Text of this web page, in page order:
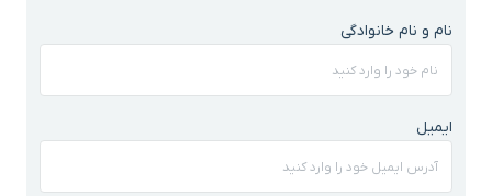
نام و نام خانوادگی
ایمیل